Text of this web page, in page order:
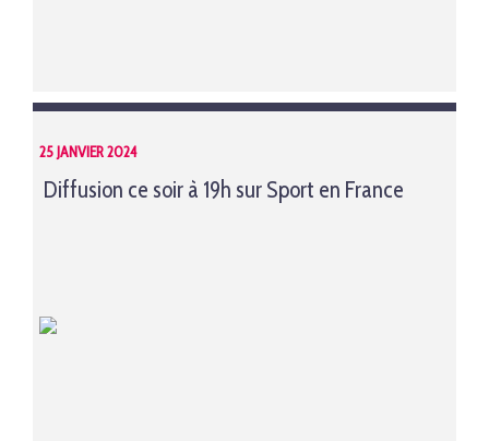
25 JANVIER 2024
Diffusion ce soir à 19h sur Sport en France